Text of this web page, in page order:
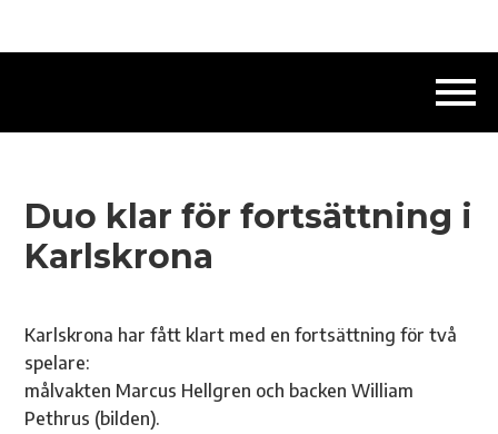
Duo klar för fortsättning i
Karlskrona
Karlskrona har fått klart med en fortsättning för två
spelare:
målvakten Marcus Hellgren och backen William
Pethrus (bilden).